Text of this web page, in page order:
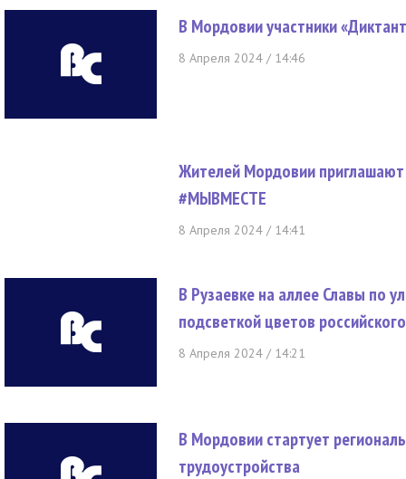
В Мордовии участники
8 Апреля 2024 / 14:46
Жителей Мордовии
#МЫВМЕСТЕ
8 Апреля 2024 / 14:41
В Рузаевке на аллее Славы по
подсветкой цветов
8 Апреля 2024 / 14:21
В Мордовии стартует
трудоустройства